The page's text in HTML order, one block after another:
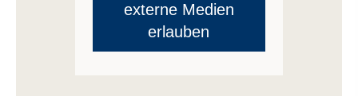
externe Medien
erlauben